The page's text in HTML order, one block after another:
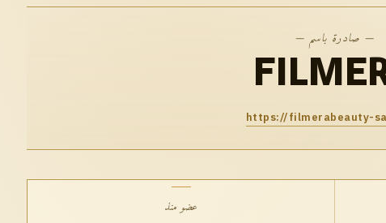
— صادرة باسم —
https://filmerabeauty-
عضو منذ